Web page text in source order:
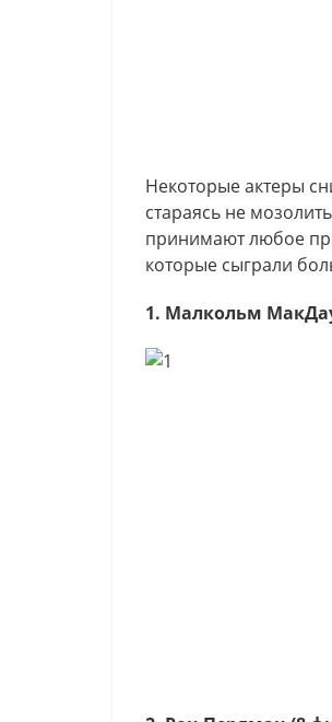
Некоторые актеры
стараясь не
принимают любое
которые сыграли
1. Малкольм